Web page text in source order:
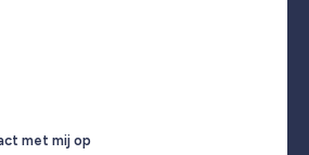
met mij op